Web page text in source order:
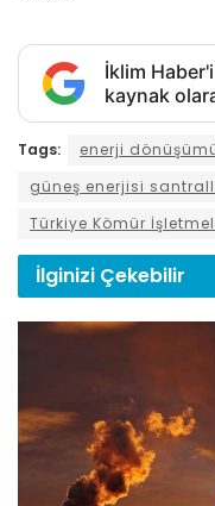
İklim
kaynak
Tags: enerji
güneş enerjisi
Türkiye Kömür
İlginizi Çekebilir